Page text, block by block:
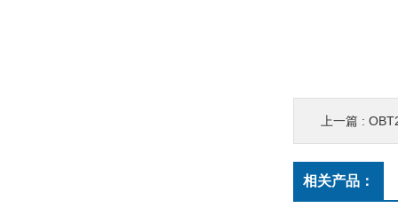
上一篇 :
相关产品：